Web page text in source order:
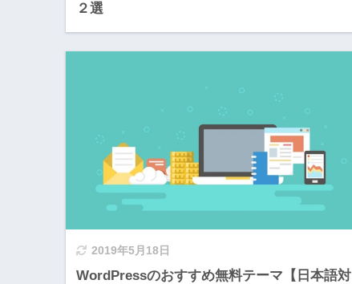
２選
2019年5月18日
WordPressのおすすめ無料テーマ【日本語対